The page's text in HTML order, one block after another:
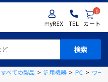
myREX TEL
0
カート
すべての製品 > 汎用機器 > PC > ワー